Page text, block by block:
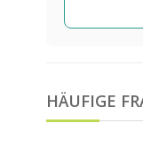
HÄUFIGE